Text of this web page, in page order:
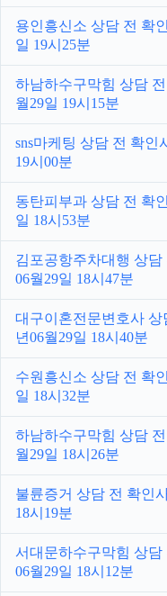
용인흥신소 상담 전 확
일 19시25분
하남하수구막힘 상담
월29일 19시15분
sns마케팅 상담 전 확인
19시00분
동탄피부과 상담 전 확
일 18시53분
김포공항주차대행 상담
06월29일 18시47분
대구이혼전문변호사 상
년06월29일 18시40분
수원흥신소 상담 전 확
일 18시32분
하남하수구막힘 상담
월29일 18시26분
불륜증거 상담 전 확인
18시19분
서대문하수구막힘 상담
06월29일 18시12분